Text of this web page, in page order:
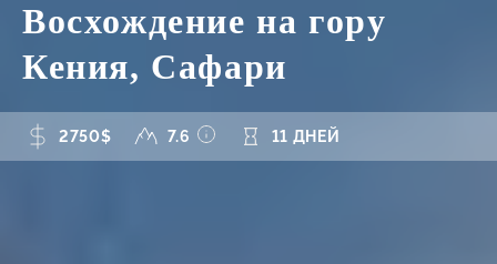
Восхождение на гору
Кения, Сафари
2750$ 7.6 11 ДНЕЙ